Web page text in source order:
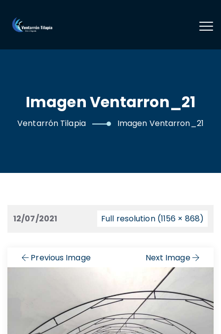
Imagen Ventarron_21
Ventarrón Tilapia Imagen Ventarron_21
12/07/2021 Full resolution (1156 × 868)
Previous Image Next Image